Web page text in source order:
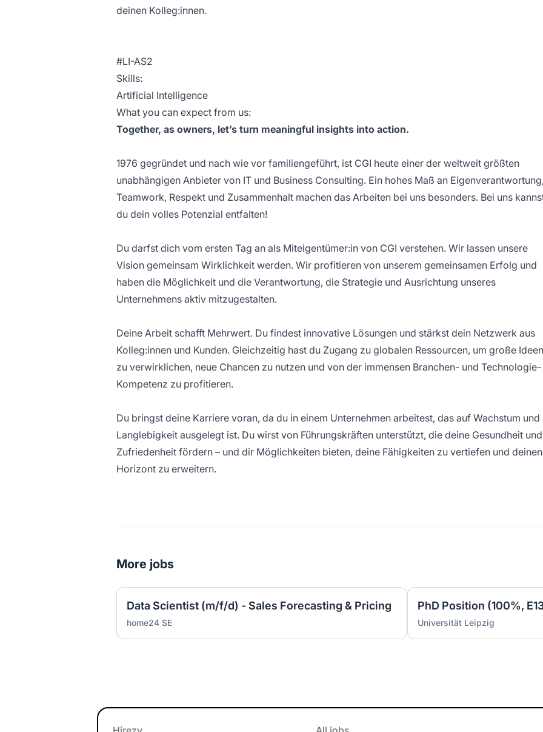
deinen Kolleg:innen.
#LI-AS2
Skills:
Artificial Intelligence
What you can expect from us:
Together, as owners, let’s turn meaningful insights into action.
1976 gegründet und nach wie vor familiengeführt, ist CGI heute einer der weltweit größten
unabhängigen Anbieter von IT und Business Consulting. Ein hohes Maß an
Teamwork, Respekt und Zusammenhalt machen das Arbeiten bei uns besonders. Bei uns
du dein volles Potenzial entfalten!
Du darfst dich vom ersten Tag an als Miteigentümer:in von CGI verstehen. Wir lassen unsere
Vision gemeinsam Wirklichkeit werden. Wir profitieren von unserem gemeinsamen Erfolg und
haben die Möglichkeit und die Verantwortung, die Strategie und Ausrichtung unseres
Unternehmens aktiv mitzugestalten.
Deine Arbeit schafft Mehrwert. Du findest innovative Lösungen und stärkst dein Netzwerk aus
Kolleg:innen und Kunden. Gleichzeitig hast du Zugang zu globalen Ressourcen, um große Ideen
zu verwirklichen, neue Chancen zu nutzen und von der immensen Branchen- und Technologie-
Kompetenz zu profitieren.
Du bringst deine Karriere voran, da du in einem Unternehmen arbeitest, das auf Wachstum und
Langlebigkeit ausgelegt ist. Du wirst von Führungskräften unterstützt, die deine Gesundheit und
Zufriedenheit fördern – und dir Möglichkeiten bieten, deine Fähigkeiten zu vertiefen und deinen
Horizont zu erweitern.
More jobs
Data Scientist (m/f/d) - Sales Forecasting & Pricing
home24 SE Universität Leipzig